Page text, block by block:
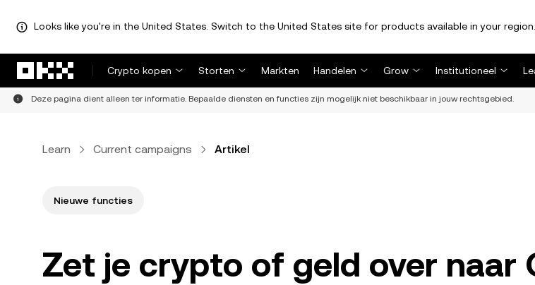
Looks like you're in the United States. Switch to the United States site for products available in your region.
Crypto kopen
Storten Markten Handelen Grow Institutioneel
Deze pagina dient alleen ter informatie. Bepaalde diensten en functies zijn mogelijk niet beschikbaar in jouw rechtsgebied.
Learn Current campaigns Artikel
Nieuwe functies
Zet je crypto of geld over naar